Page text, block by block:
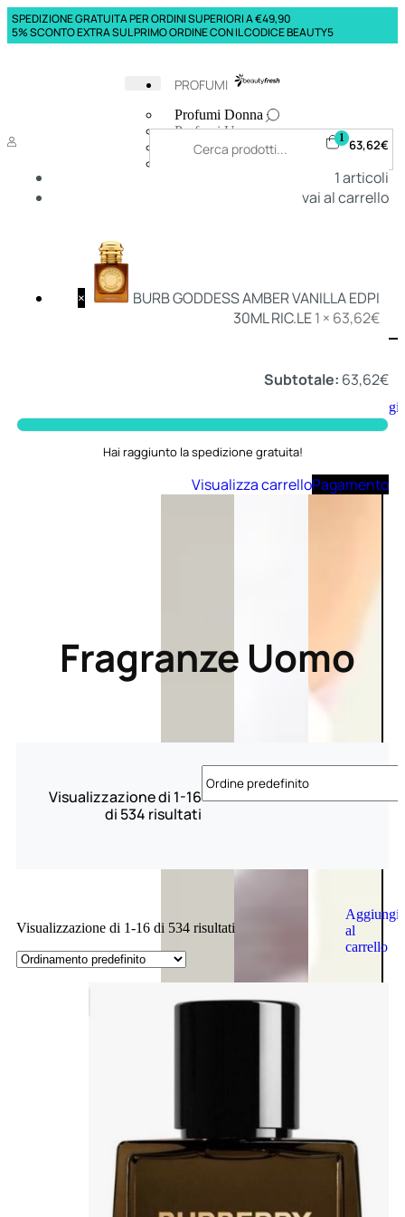
SPEDIZIONE GRATUITA PER ORDINI SUPERIORI A €49,90
5% SCONTO EXTRA SUL PRIMO ORDINE CON IL CODICE BEAUTY5
PROFUMI
Profumi Donna
Profumi Uomo
Deodoranti Donna
Aggiungi
al
Aggiungi
al
carrello
1 63,62€
1articoli
vai al carrello
×
BURB GODDESS AMBER VANILLA EDPI
30ML RIC.LE1 × 63,62€
Subtotale: 63,62€
Hai raggiunto la spedizione gratuita!
Visualizza carrelloPagamento
Fragranze Uomo
Visualizzazione di 1-16
di 534 risultati
Visualizzazione di 1-16 di 534 risultati